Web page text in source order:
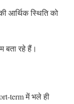
आर्थिक स्थिति को
बता रहे हैं।
term में भले ही